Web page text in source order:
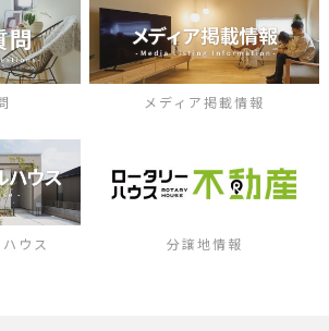
メディア掲載情報
ウス 分譲地情報